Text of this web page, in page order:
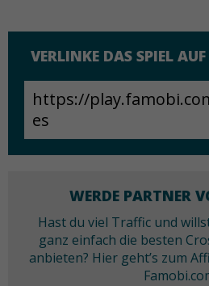
VERLINKE DAS SPIEL
WERDE PARTNER
Hast du viel Traffic und
ganz einfach die besten
anbieten? Hier geht’s zum